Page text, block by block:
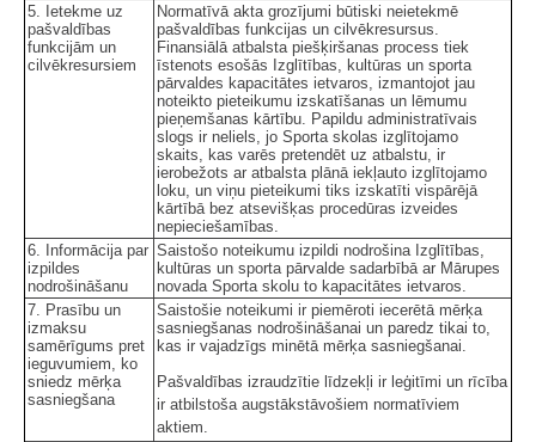
5. Ietekme uz
pašvaldības
funkcijām un
cilvēkresursiem
Normatīvā akta grozījumi būtiski neietekmē
pašvaldības funkcijas un cilvēkresursus.
Finansiālā atbalsta piešķiršanas process tiek
īstenots esošās Izglītības, kultūras un sporta
pārvaldes kapacitātes ietvaros, izmantojot jau
noteikto pieteikumu izskatīšanas un lēmumu
pieņemšanas kārtību. Papildu administratīvais
slogs ir neliels, jo Sporta skolas izglītojamo
skaits, kas varēs pretendēt uz atbalstu, ir
ierobežots ar atbalsta plānā iekļauto izglītojamo
loku, un viņu pieteikumi tiks izskatīti vispārējā
kārtībā bez atsevišķas procedūras izveides
nepieciešamības.
6. Informācija par
izpildes
nodrošināšanu
Saistošo noteikumu izpildi nodrošina Izglītības,
kultūras un sporta pārvalde sadarbībā ar Mārupes
novada Sporta skolu to kapacitātes ietvaros.
7. Prasību un
izmaksu
samērīgums pret
ieguvumiem, ko
sniedz mērķa
sasniegšana
Saistošie noteikumi ir piemēroti iecerētā mērķa
sasniegšanas nodrošināšanai un paredz tikai to,
kas ir vajadzīgs minētā mērķa sasniegšanai.
Pašvaldības izraudzītie līdzekļi ir leģitīmi un rīcība
ir atbilstoša augstākstāvošiem normatīviem
aktiem.